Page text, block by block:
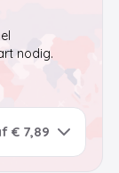
nodig.
€ 7,89